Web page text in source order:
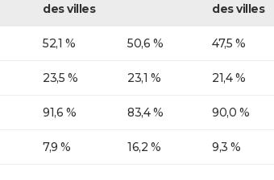
des villes
des villes
52,1 % 50,6 % 47,5 %
23,5 % 23,1 % 21,4 %
91,6 % 83,4 % 90,0 %
7,9 % 16,2 % 9,3 %